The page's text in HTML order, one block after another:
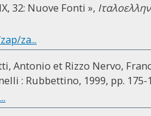
32: Nuove Fonti »,
za...
Antonio et Rizzo Nervo,
: Rubbettino, 1999, pp. 175-